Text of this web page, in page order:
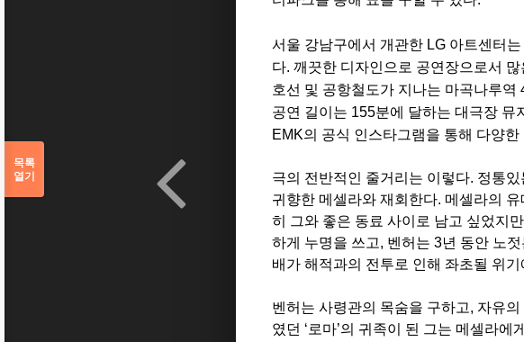
서울 강남구에서 개관한 LG 아트센터는
다. 깨끗한 디자인으로 공연장으로서
호선 및 공항철도가 지나는 마곡나루역
공연 길이는 155분에 달하는 대극장 뮤
EMK의 공식 인스타그램을 통해 다양
극의 전반적인 줄거리는 이렇다. 정통있
귀향한 메셀라와 재회한다. 메셀라의
히 그와 좋은 동료 사이로 남고 싶었지만
하게 누명을 쓰고, 벤허는 3년 동안 노
배가 해적과의 전투로 인해 좌초될 위
벤허는 사령관의 목숨을 구하고, 자유의
였던 ‘로마’의 귀족이 된 그는 메셀라에
목록
열기